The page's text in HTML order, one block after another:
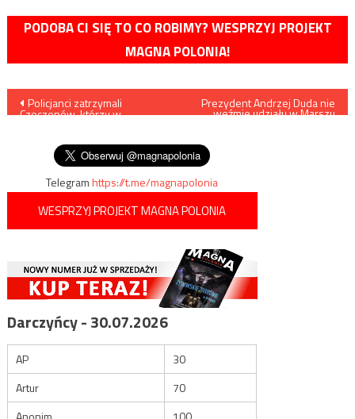
PODOBA CI SIĘ TO CO ROBIMY? WESPRZYJ PROJEKT
MAGNA POLONIA!
Nawigacja
wpisu
Policjanci zatrzymali
Czeczenów, którzy w
Prezydent Andrzej Duda nie
weźmie udziału w Marszu
Telegramhttps://t.me/magnapolonia
WESPRZYJ PROJEKT MAGNA POLONIA
Darczyńcy - 30.07.2026
AP
30
Artur
70